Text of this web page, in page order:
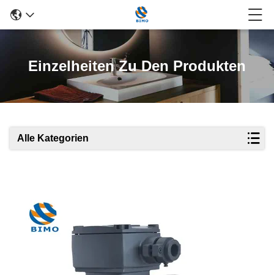
Einzelheiten Zu Den Produkten
Alle Kategorien